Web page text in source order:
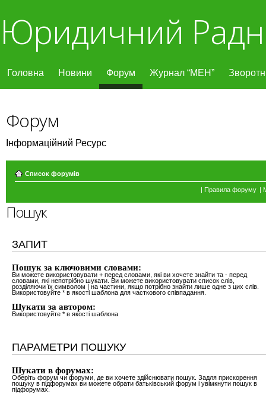
Юридичний
Головна Новини Форум Журнал “МЕН”
Форум
Інформаційний Ресурс
Список форумів
| Правила форуму |
Пошук
ЗАПИТ
Пошук за ключовими словами:
Ви можете використовувати + перед словами, які ви хочете знайти та - перед
словами, які непотрібно шукати. Ви можете використовувати список слів,
розділяючи їх символом | на частини, якщо потрібно знайти лише одне з цих слів.
Використовуйте * в якості шаблона для часткового співпадання.
Шукати за автором:
Використовуйте * в якості шаблона
ПАРАМЕТРИ ПОШУКУ
Шукати в форумах:
Оберіть форум чи форуми, де ви хочете здійснювати пошук. Задля прискорення
пошуку в підфорумах ви можете обрати батьківський форум і увімкнути пошук в
підфорумах.